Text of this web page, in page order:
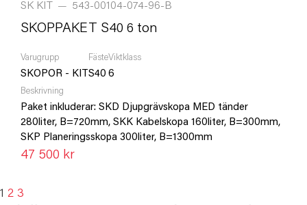
SK KIT — 543-00104-074-96-B
SKOPPAKET S40 6 ton
Varugrupp
SKOPOR - KIT
Fäste
S40
Viktklass
6
Beskrivning
Paket inkluderar: SKD Djupgrävskopa MED tänder
280liter, B=720mm, SKK Kabelskopa 160liter, B=300mm,
SKP Planeringsskopa 300liter, B=1300mm
47 500 kr
1 2 3